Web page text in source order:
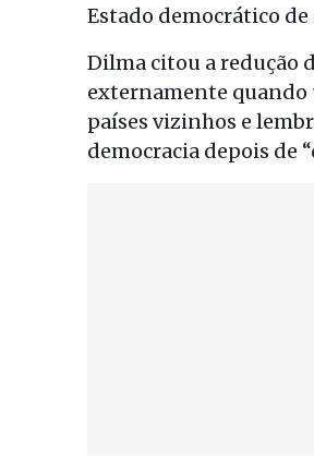
Estado democrático
Dilma citou a redução
externamente quando
países vizinhos e
democracia depois de